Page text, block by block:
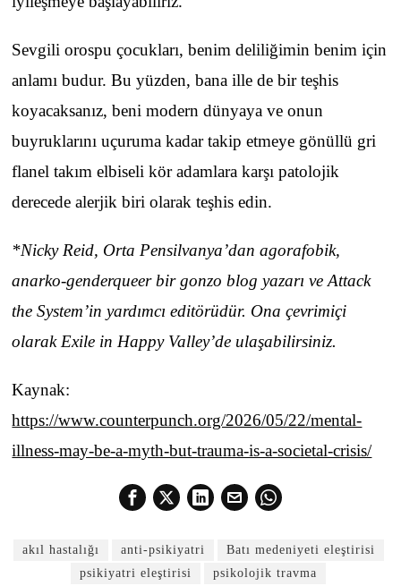
Sevgili orospu çocukları, benim deliliğimin benim için
anlamı budur. Bu yüzden, bana ille de bir teşhis
koyacaksanız, beni modern dünyaya ve onun
buyruklarını uçuruma kadar takip etmeye gönüllü gri
flanel takım elbiseli kör adamlara karşı patolojik
derecede alerjik biri olarak teşhis edin.
*Nicky Reid, Orta Pensilvanya’dan agorafobik,
anarko-genderqueer bir gonzo blog yazarı ve Attack
the System’in yardımcı editörüdür. Ona çevrimiçi
olarak Exile in Happy Valley’de ulaşabilirsiniz.
Kaynak:
https://www.counterpunch.org/2026/05/22/mental-
illness-may-be-a-myth-but-trauma-is-a-societal-crisis/
akıl hastalığı anti-psikiyatri
Batı medeniyeti eleştirisi
psikiyatri eleştirisi
psikolojik travma